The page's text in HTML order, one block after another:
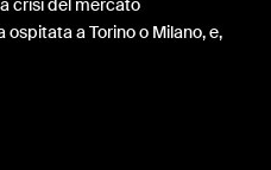
crisi del mercato
a Torino o Milano, e,